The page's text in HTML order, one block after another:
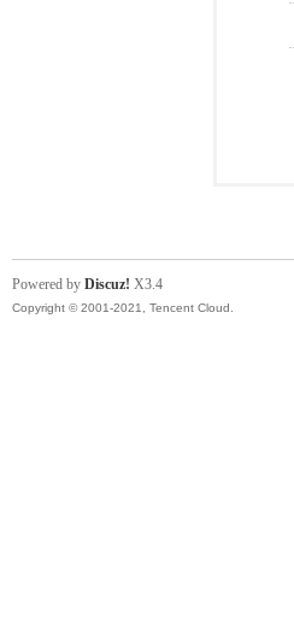
Powered by Discuz! X3.4
Copyright © 2001-2021, Tencent Cloud.